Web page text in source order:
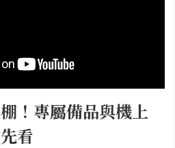
！專屬備品與機上
看